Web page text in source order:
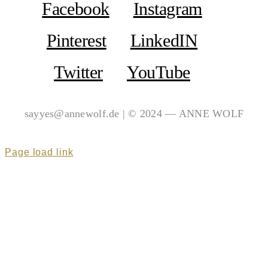
Facebook
Instagram
Pinterest
LinkedIN
Twitter
YouTube
sayyes@annewolf.de | © 2024 — ANNE WOLF
Page load link